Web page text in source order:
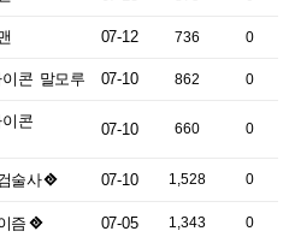
07-12 736 0
말모루 07-10 862 0
07-10 660 0
술사 07-10 1,528 0
즘 07-05 1,343 0